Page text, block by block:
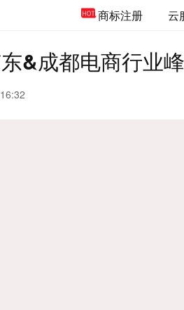
商标注册 云
&成都电商行业峰